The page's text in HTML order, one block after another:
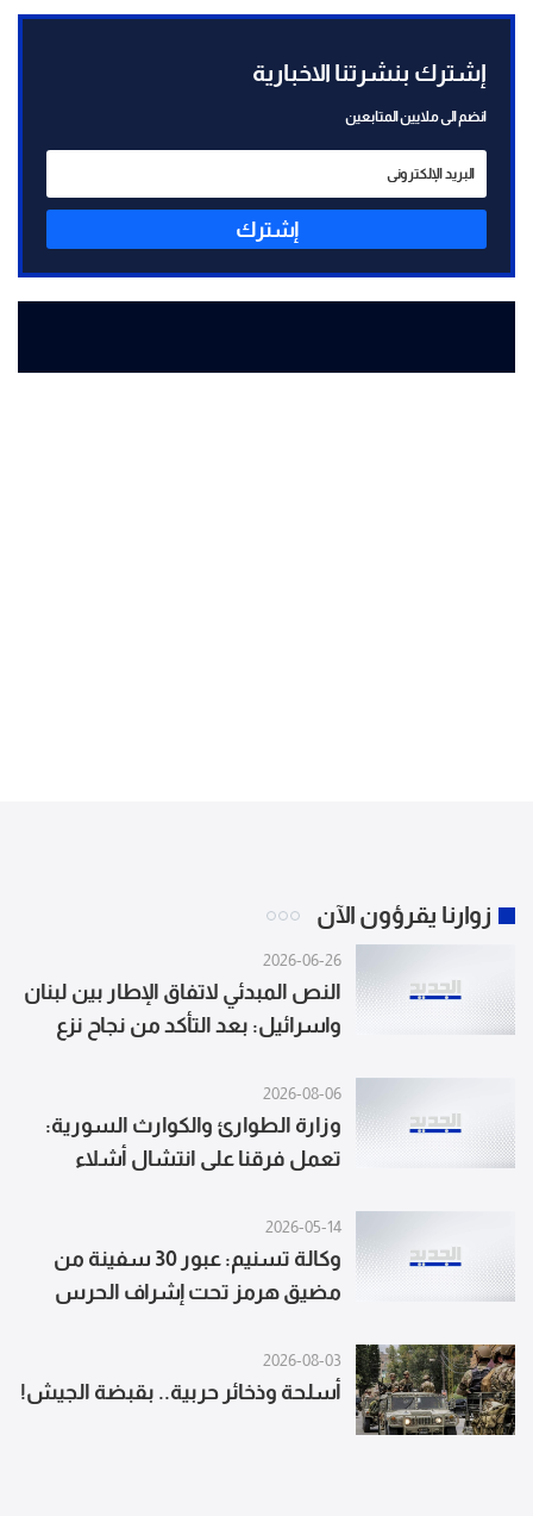
إشترك بنشرتنا الاخبارية
انضم الى ملايين المتابعين
إشترك
زوارنا يقرؤون الآن
2026-06-26
النص المبدئي لاتفاق الإطار بين لبنان
واسرائيل: بعد التأكد من نجاح نزع
بنيتها التحتية في هذه المناطق
ستتولى القوات اللبنانية المسؤولية
الأمنية الكاملة والفعالة فيها وستبدأ
2026-08-06
وزارة الطوارئ والكوارث السورية:
تعمل فرقنا على انتشال أشلاء
المكان لحماية المدنيين
2026-05-14
وكالة تسنيم: عبور 30 سفينة من
مضيق هرمز تحت إشراف الحرس
2026-08-03
أسلحة وذخائر حربية.. بقبضة الجيش!